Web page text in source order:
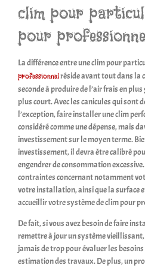
clim pour
pour
La différence entre une clim pour
professionnelréside avant tout dans la
seconde àproduire de l’air fraisen plus
plus court. Avec les canicules qui sont
l’exception, faire installer uneclim
considéré comme une dépense, mais
investissement sur le moyen terme.
investissement, il devra être calibré
engendrer de consommation
contraintes concernant notamment
votre installation, ainsi que la surface
accueillir votre système de clim pour
De fait, si vous avez besoin de faire
remettre à jour un système vieillissant,
jamais de trop pour évaluer les
estimation des travaux. De plus, un